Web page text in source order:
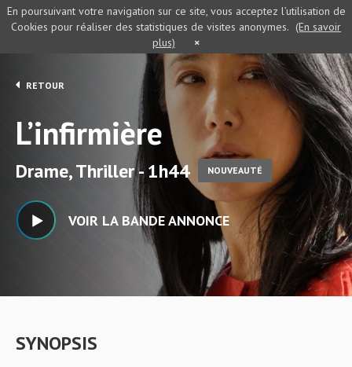
RETOUR
L’infirmière
Drame, Thriller - 1h44 NOUVEAUTÉ
VOIR LA BANDE ANNONCE
SYNOPSIS
En poursuivant votre navigation sur ce site, vous acceptez l’utilisation de
Cookies pour réaliser des statistiques de visites anonymes. (En savoir
plus)
×